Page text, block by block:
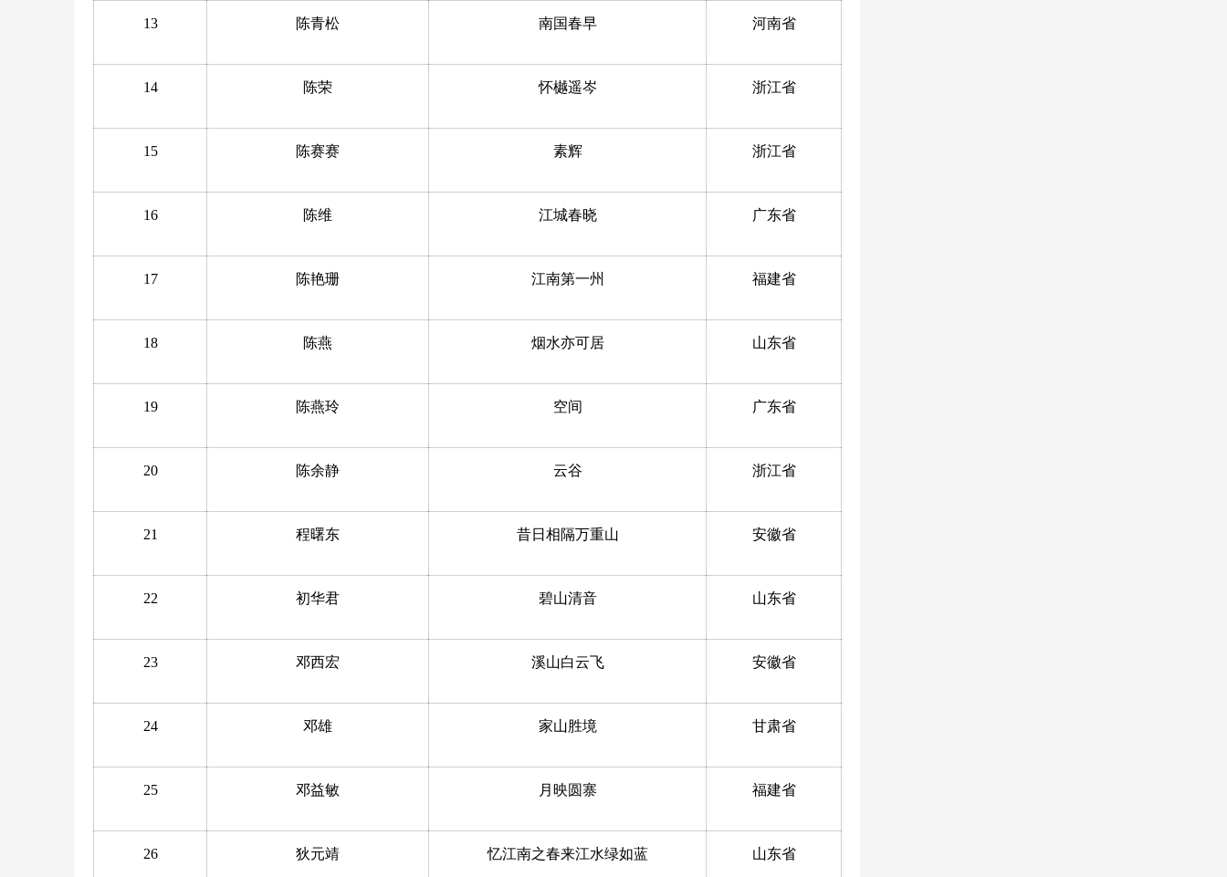
13 陈青松 南国春早 河南省
14 陈荣 怀樾遥岑 浙江省
15 陈赛赛 素辉 浙江省
16 陈维 江城春晓 广东省
17 陈艳珊 江南第一州 福建省
18 陈燕 烟水亦可居 山东省
19 陈燕玲 空间 广东省
20 陈余静 云谷 浙江省
21 程曙东 昔日相隔万重山 安徽省
22 初华君 碧山清音 山东省
23 邓西宏 溪山白云飞 安徽省
24 邓雄 家山胜境 甘肃省
25 邓益敏 月映圆寨 福建省
26 狄元靖 忆江南之春来江水绿如蓝 山东省